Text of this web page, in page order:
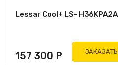
Lessar Cool+ LS- H36KPA2A
157 300 Р ЗАКАЗАТЬ